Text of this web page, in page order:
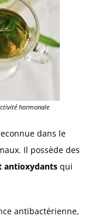
hormonale
dans le
Il possède des
antioxydants qui
antibactérienne,